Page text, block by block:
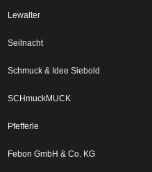
Lewalter
Seilnacht
Schmuck & Idee Siebold
SCHmuckMUCK
Pfefferle
Febon GmbH & Co. KG